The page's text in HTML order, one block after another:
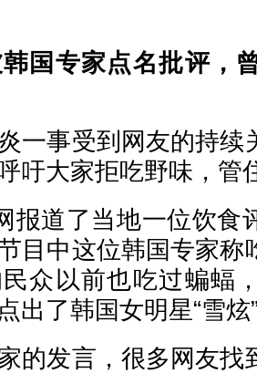
国专家点名批评，
一事受到网友的持续
吁大家拒吃野味，管
报道了当地一位饮食
目中这位韩国专家称
众以前也吃过蝙蝠
出了韩国女明星“雪
的发言，很多网友找